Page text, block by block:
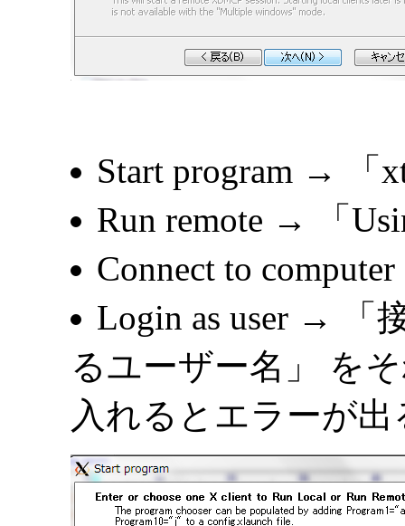
Start program → 「
Run remote → 「
Connect to
Login as user → 「
るユーザー名」 を
入れるとエラーが